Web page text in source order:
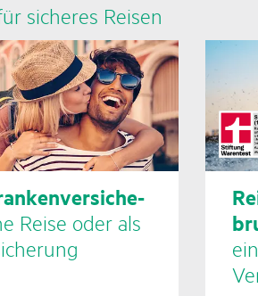
sicheres Reisen
Reise oder als